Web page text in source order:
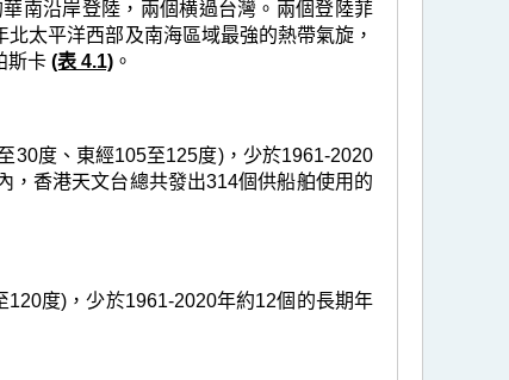
南沿岸登陸，兩個横過台灣。兩個登陸菲
北太平洋西部及南海區域最強的熱帶氣旋，
斯卡 (表 4.1) 。
30度、東經105至125度)，少於1961-2020
，香港天文台總共發出314個供船舶使用的
度)，少於1961-2020年約12個的長期年